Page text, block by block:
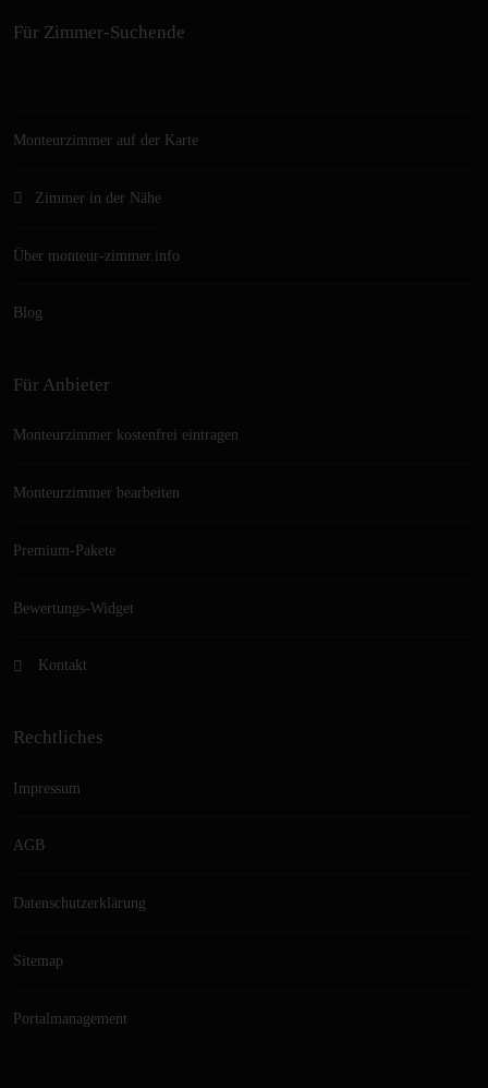
Für Zimmer-Suchende
Monteurzimmer auf der Karte
Zimmer in der Nähe
Über monteur-zimmer.info
Blog
Für Anbieter
Monteurzimmer kostenfrei eintragen
Monteurzimmer bearbeiten
Premium-Pakete
Bewertungs-Widget
Kontakt
Rechtliches
Impressum
AGB
Datenschutzerklärung
Sitemap
Portalmanagement